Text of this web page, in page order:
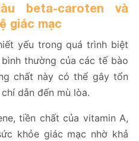
beta-caroten và
giác mạc
yếu trong quá trình biệt
thường của các tế bào
chất này có thể gây tổn
dẫn đến mù lòa.
tiền chất của vitamin A,
khỏe giác mạc nhờ khả